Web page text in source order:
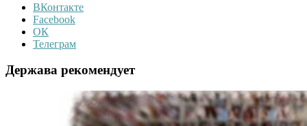
ВКонтакте
Facebook
ОК
Телеграм
Держава рекомендует